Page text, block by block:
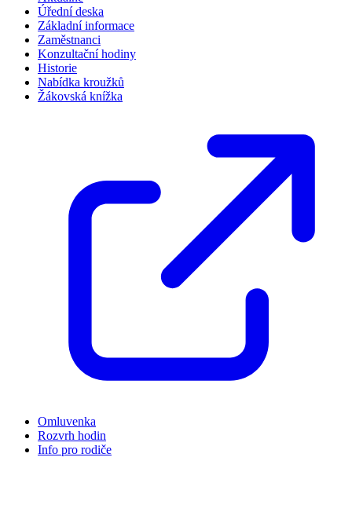
Úřední deska
Základní informace
Zaměstnanci
Konzultační hodiny
Historie
Nabídka kroužků
Žákovská knížka
Omluvenka
Rozvrh hodin
Info pro rodiče